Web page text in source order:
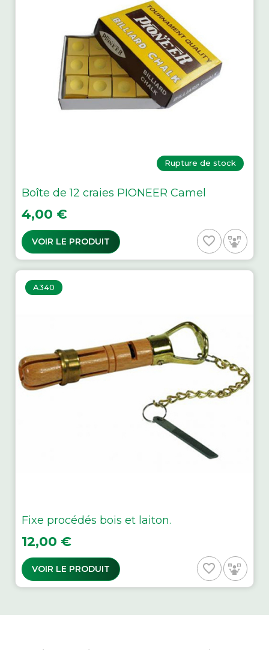
Rupture de stock
Boîte de 12 craies PIONEER Camel
Prix
4,00 €
VOIR LE PRODUIT favorite_border
A340
Fixe procédés bois et laiton.
Prix
12,00 €
VOIR LE PRODUIT favorite_border